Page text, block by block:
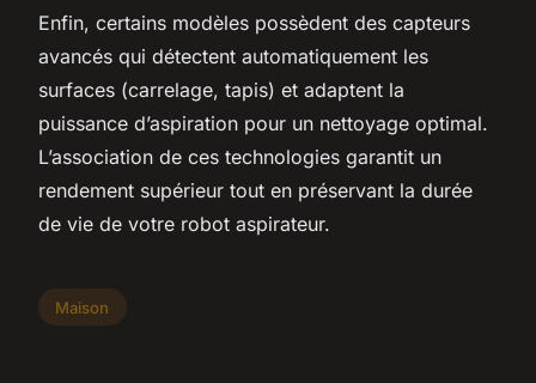
Enfin, certains modèles possèdent des capteurs
avancés qui détectent automatiquement les
surfaces (carrelage, tapis) et adaptent la
puissance d’aspiration pour un nettoyage optimal.
L’association de ces technologies garantit un
rendement supérieur tout en préservant la durée
de vie de votre robot aspirateur.
Maison